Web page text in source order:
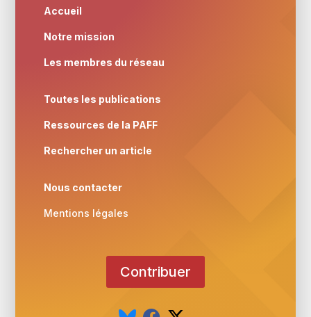
Accueil
Notre mission
Les membres du réseau
Toutes les publications
Ressources de la PAFF
Rechercher un article
Nous contacter
Mentions légales
Contribuer